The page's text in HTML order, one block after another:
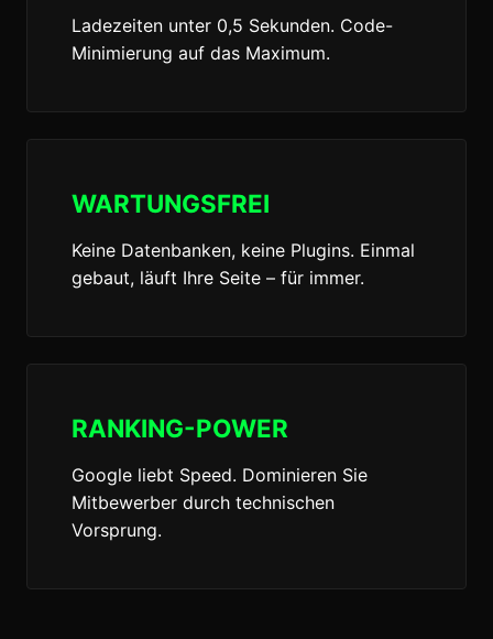
Ladezeiten unter 0,5 Sekunden. Code-
Minimierung auf das Maximum.
WARTUNGSFREI
Keine Datenbanken, keine Plugins. Einmal
gebaut, läuft Ihre Seite – für immer.
RANKING-POWER
Google liebt Speed. Dominieren Sie
Mitbewerber durch technischen
Vorsprung.